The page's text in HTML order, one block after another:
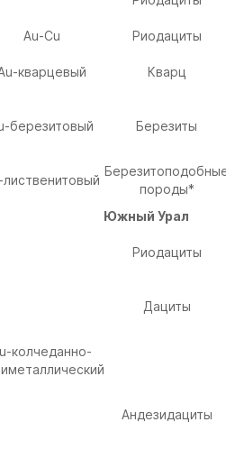
Au-Cu Риодациты
кварцевый Кварц
березитовый Березиты
лиственитовый
породы*
Южный Урал
колчеданно-
Риодациты
Дациты
Андезидациты